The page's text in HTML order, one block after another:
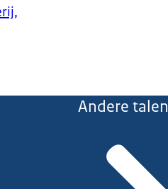
Andere talen